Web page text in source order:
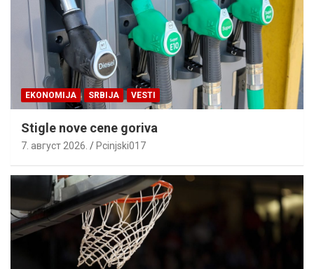
EKONOMIJA SRBIJA VESTI
Stigle nove cene goriva
7. август 2026. Pcinjski017